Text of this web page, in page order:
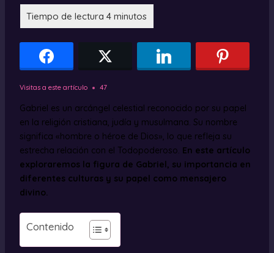
Visitas a este artículo 47
Gabriel es un arcángel celestial reconocido por su papel
en la religión cristiana, judía y musulmana. Su nombre
significa «hombre o héroe de Dios», lo que refleja su
estrecha relación con el Todopoderoso. En este artículo
exploraremos la figura de Gabriel, su importancia en
diferentes culturas y su papel como mensajero
divino.
Contenido